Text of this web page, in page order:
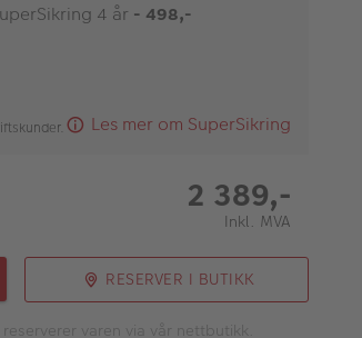
4 år - 498,-
Les mer om SuperSikring
2 389,-
Inkl. MVA
RESERVER I BUTIKK
varen via vår nettbutikk.